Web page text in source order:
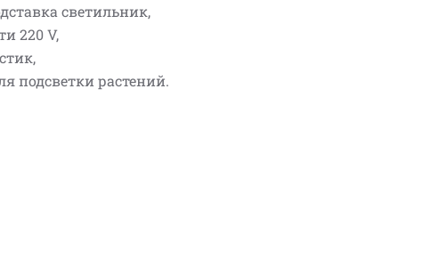
светильник,
220 V,
подсветки растений.